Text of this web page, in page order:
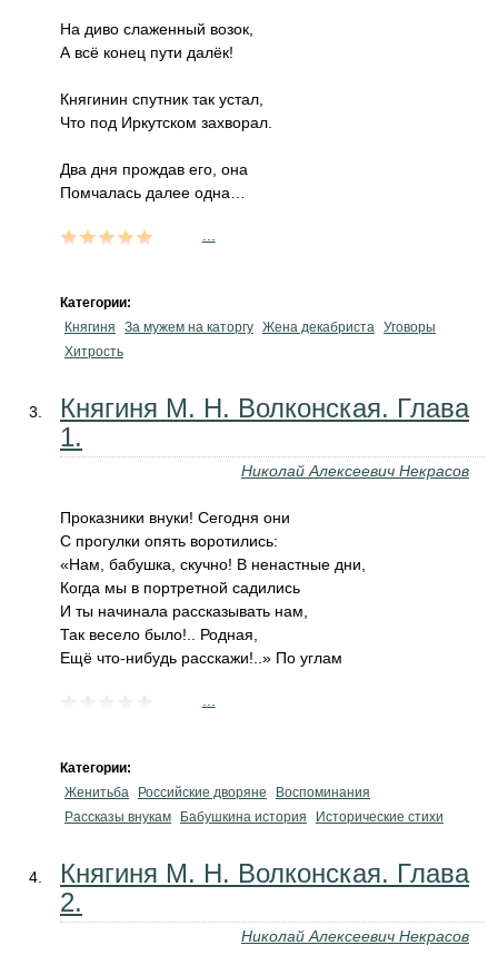
На диво слаженный возок,
А всё конец пути далёк!
Княгинин спутник так устал,
Что под Иркутском захворал.
Два дня прождав его, она
Помчалась далее одна…
Категории:
Княгиня
За мужем на каторгу Жена декабриста Уговоры
Хитрость
Княгиня М. Н. Волконская. Глава
1.
Николай Алексеевич Некрасов
Проказники внуки! Сегодня они
С прогулки опять воротились:
«Нам, бабушка, скучно! В ненастные дни,
Когда мы в портретной садились
И ты начинала рассказывать нам,
Так весело было!.. Родная,
Ещё что-нибудь расскажи!..» По углам
Категории:
Женитьба
Российские дворяне
Воспоминания
Рассказы внукам
Бабушкина история Исторические стихи
Княгиня М. Н. Волконская. Глава
2.
Николай Алексеевич Некрасов